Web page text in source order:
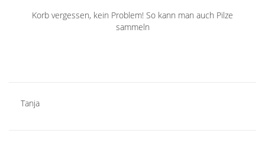
Korb vergessen, kein Problem! So kann man auch Pilze
sammeln
Tanja